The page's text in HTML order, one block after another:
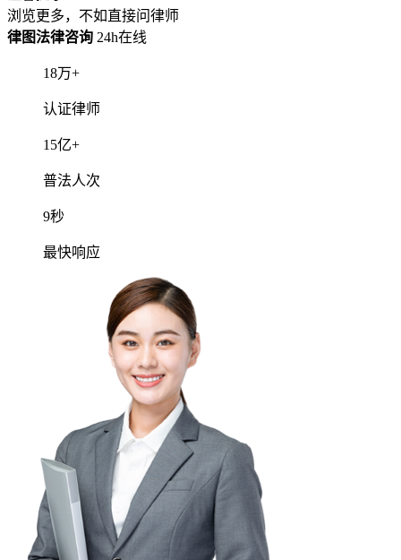
阅读全文
请确认咨询信息
电话咨询
解答不限次数，服务时间内无限次追问
律师一对一电话服务，提供专业指导建议
手机号已加密，律师将无法获取您的真实手机号
授权律师查看电话，并提供电话服务
若律师未及时响应，平台将推荐优选律师为您服务
温馨提示
浏览更多，不如直接问律师
律图法律咨询 24h在线